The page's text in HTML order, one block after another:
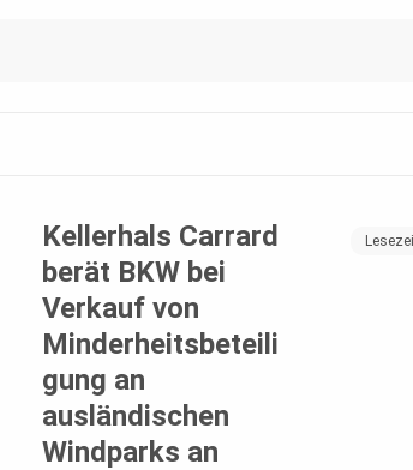
Kellerhals Carrard
berät BKW bei
Verkauf von
Minderheitsbeteili
gung an
ausländischen
Windparks an